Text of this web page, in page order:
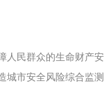
人民群众的生命财产安
城市安全风险综合监测